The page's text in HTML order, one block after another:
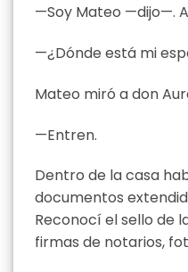
—Soy Mateo —dijo—.
—¿Dónde está mi
Mateo miró a don
—Entren.
Dentro de la casa
documentos
Reconocí el sello de
firmas de notarios,